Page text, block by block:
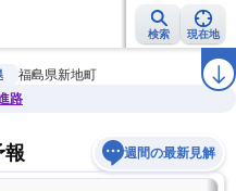
検索 現在地
警報・注意報 ラ
福島県新地町
路
報 週間の最新見解